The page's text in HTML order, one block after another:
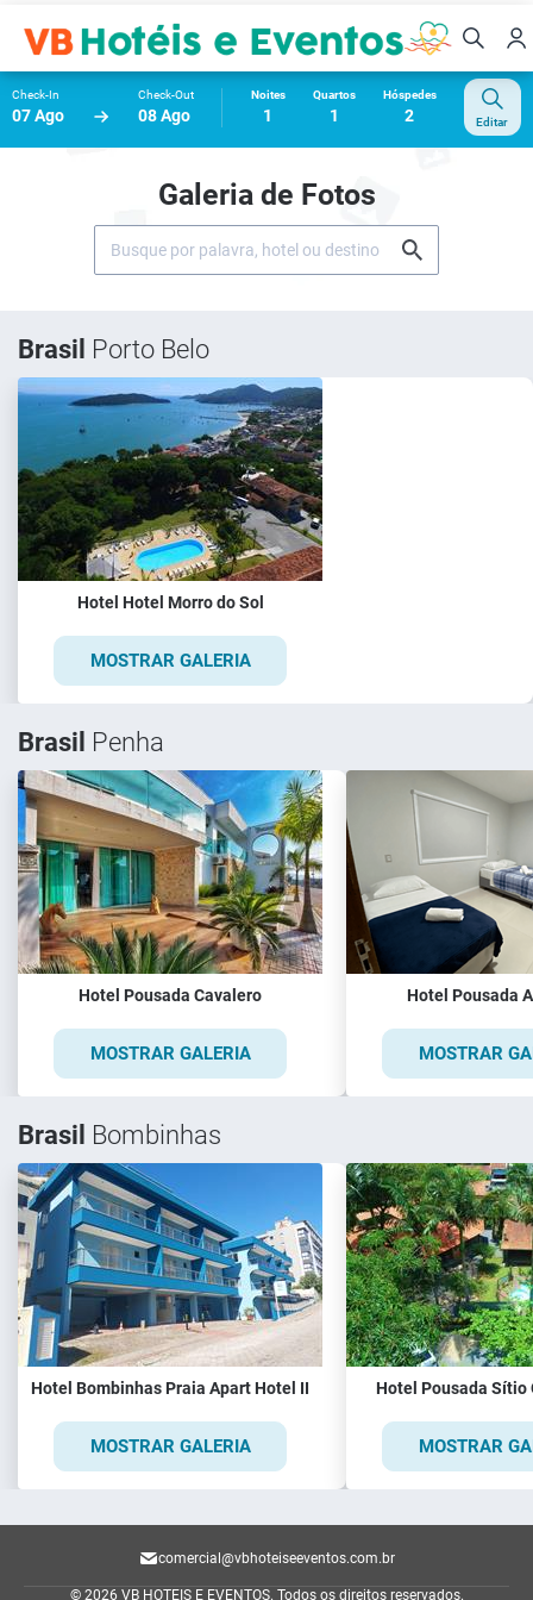
Check-In
07 Ago
Check-Out
08 Ago
Noites
1
Quartos
1
Hóspedes
2 Editar
Galeria de Fotos
Brasil Porto Belo
Hotel Hotel Morro do Sol
MOSTRAR GALERIA
Brasil Penha
Hotel Pousada Cavalero
MOSTRAR GALERIA
Hotel Pousada
MOSTRAR
Brasil Bombinhas
Hotel Bombinhas Praia Apart Hotel II
MOSTRAR GALERIA
Hotel Pousada Sítio
MOSTRAR
comercial@vbhoteiseeventos.com.br
© 2026 VB HOTEIS E EVENTOS. Todos os direitos reservados.